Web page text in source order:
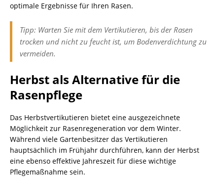
optimale Ergebnisse für Ihren Rasen.
Tipp: Warten Sie mit dem Vertikutieren, bis der Rasen
trocken und nicht zu feucht ist, um Bodenverdichtung zu
vermeiden.
Herbst als Alternative für die
Rasenpflege
Das Herbstvertikutieren bietet eine ausgezeichnete
Möglichkeit zur Rasenregeneration vor dem Winter.
Während viele Gartenbesitzer das Vertikutieren
hauptsächlich im Frühjahr durchführen, kann der Herbst
eine ebenso effektive Jahreszeit für diese wichtige
Pflegemaßnahme sein.